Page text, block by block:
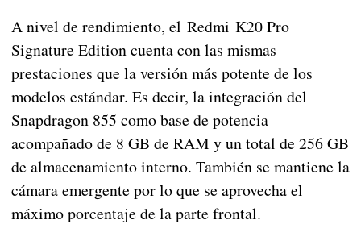
A nivel de rendimiento, el Redmi K20 Pro
Signature Edition cuenta con las mismas
prestaciones que la versión más potente de los
modelos estándar. Es decir, la integración del
Snapdragon 855 como base de potencia
acompañado de 8 GB de RAM y un total de 256 GB
de almacenamiento interno. También se mantiene la
cámara emergente por lo que se aprovecha el
máximo porcentaje de la parte frontal.